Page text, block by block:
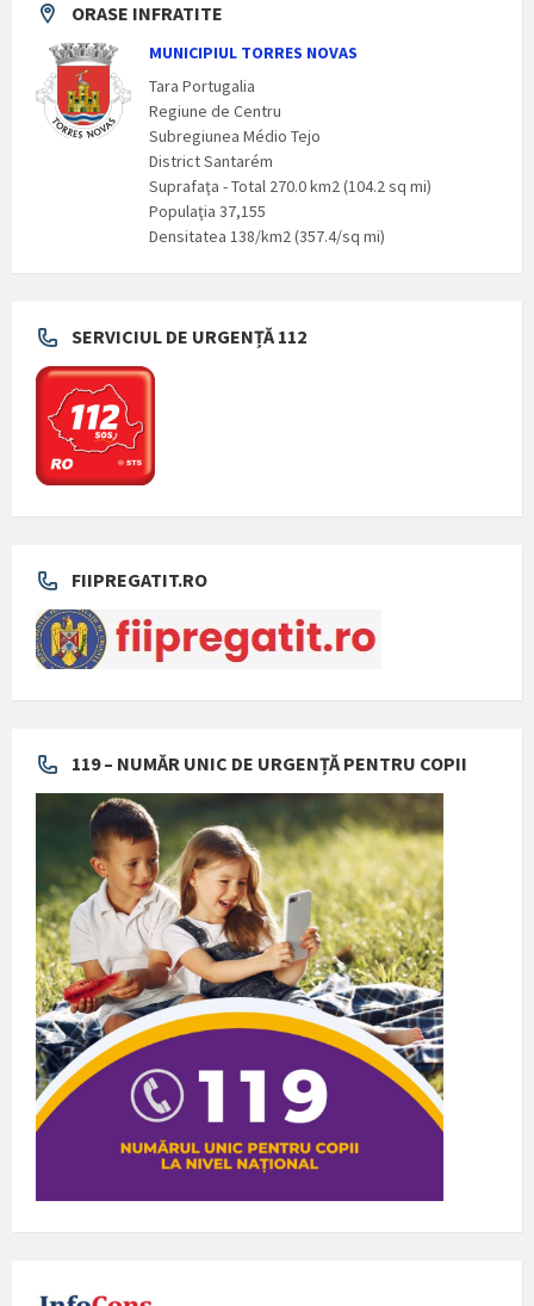
ORASE INFRATITE
MUNICIPIUL TORRES NOVAS
Tara Portugalia
Regiune de Centru
Subregiunea Médio Tejo
District Santarém
Suprafaţa - Total 270.0 km2 (104.2 sq mi)
Populaţia 37,155
Densitatea 138/km2 (357.4/sq mi)
SERVICIUL DE URGENȚĂ 112
FIIPREGATIT.RO
119 – NUMĂR UNIC DE URGENȚĂ PENTRU COPII